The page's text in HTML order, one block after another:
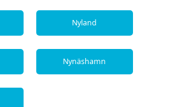
Nyland
Nynäshamn